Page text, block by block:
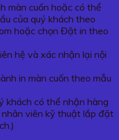
màn cuốn hoặc có thể
của quý khách theo
hoặc chọn Đặt in theo
hệ và xác nhận lại nội
in màn cuốn theo mẫu
khách có thể nhận hàng
viên kỹ thuật lắp đặt